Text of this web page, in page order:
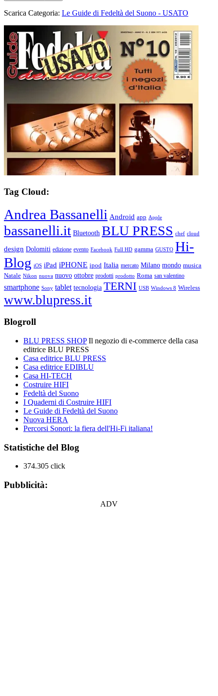
Scarica Categoria: Le Guide di Fedeltà del Suono - USATO
Tag Cloud:
Andrea Bassanelli Android app Apple
bassanelli.it Bluetooth BLU PRESS chef cloud
design Dolomiti edizione evento Facebook Full HD gamma GUSTO Hi-
Blog iOS iPad iPHONE ipod Italia mercato Milano mondo musica
Natale Nikon nuova nuovo ottobre prodotti prodotto Roma san valentino
smartphone Sony tablet tecnologia TERNI USB Windows 8 Wireless
www.blupress.it
Blogroll
BLU PRESS SHOPIl negozio di e-commerce della casa
editrice BLU PRESS
Casa editrice BLU PRESS
Casa editrice EDIBLU
Casa HI-TECH
Costruire HIFI
Fedeltà del Suono
I Quaderni di Costruire HIFI
Le Guide di Fedeltà del Suono
Nuova HERA
Percorsi Sonori: la fiera dell'Hi-Fi italiana!
Statistiche del Blog
374.305 click
Pubblicità:
ADV